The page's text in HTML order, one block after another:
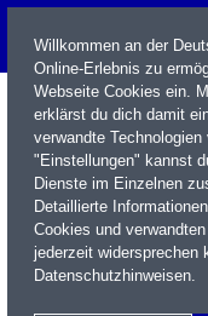
Name / WKN / ISIN / Kürzel
Willkommen an der
Online-Erlebnis zu
Webseite Cookies ein.
erklärst du dich damit
verwandte
"Einstellungen" kannst
Dienste im Einzelnen
Detaillierte
Cookies und
jederzeit widersprechen
Datenschutzhinweisen.